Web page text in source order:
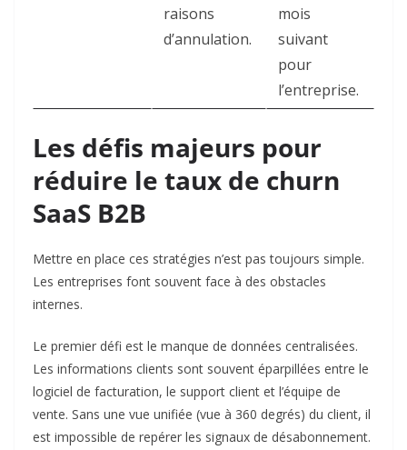
raisons
d’annulation.
mois
suivant
pour
l’entreprise.
Les défis majeurs pour
réduire le taux de churn
SaaS B2B
Mettre en place ces stratégies n’est pas toujours simple.
Les entreprises font souvent face à des obstacles
internes.
Le premier défi est le manque de données centralisées.
Les informations clients sont souvent éparpillées entre le
logiciel de facturation, le support client et l’équipe de
vente. Sans une vue unifiée (vue à 360 degrés) du client, il
est impossible de repérer les signaux de désabonnement.